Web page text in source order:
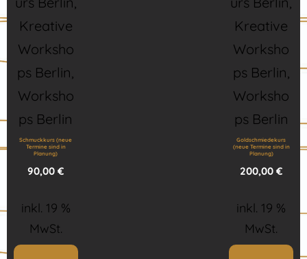
Schmuckkurs (neue
Termine sind in
Planung)
90,00€
inkl. 19 %
MwSt.
Goldschmiedekurs
(neue Termine sind in
Planung)
200,00€
inkl. 19 %
MwSt.